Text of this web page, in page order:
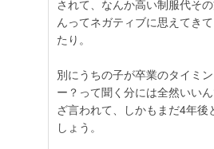
されて、なんか高い制服代そ
んってネガティブに思えてき
たり。
別にうちの子が卒業のタイミ
ー？って聞く分には全然いい
ざ言われて、しかもまだ4年
しょう。